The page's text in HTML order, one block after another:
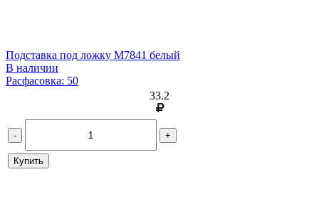
Подставка под ложку М7841 белый
В наличии
Расфасовка: 50
33.2
- +
Купить